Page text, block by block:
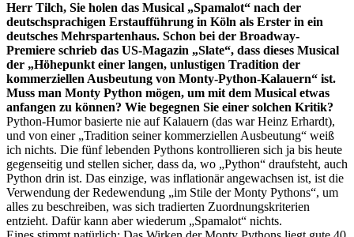
Herr Tilch, Sie holen das Musical „Spamalot“ nach der
deutschsprachigen Erstaufführung in Köln als Erster in ein
deutsches Mehrspartenhaus. Schon bei der Broadway-
Premiere schrieb das US-Magazin „Slate“, dass dieses Musical
der „Höhepunkt einer langen, unlustigen Tradition der
kommerziellen Ausbeutung von Monty-Python-Kalauern“ ist.
Muss man Monty Python mögen, um mit dem Musical etwas
anfangen zu können? Wie begegnen Sie einer solchen Kritik?
Python-Humor basierte nie auf Kalauern (das war Heinz Erhardt),
und von einer „Tradition seiner kommerziellen Ausbeutung“ weiß
ich nichts. Die fünf lebenden Pythons kontrollieren sich ja bis heute
gegenseitig und stellen sicher, dass da, wo „Python“ draufsteht, auch
Python drin ist. Das einzige, was inflationär angewachsen ist, ist die
Verwendung der Redewendung „im Stile der Monty Pythons“, um
alles zu beschreiben, was sich tradierten Zuordnungskriterien
entzieht. Dafür kann aber wiederum „Spamalot“ nichts.